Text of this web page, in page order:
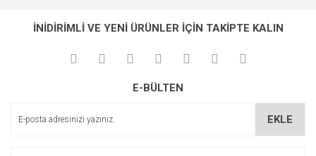
Yorum Yaz
kullanarak tarafımıza iletebilirsiniz.
Görüş ve önerileriniz için teşekkür ederiz.
Ürün açıklamasında eksik bilgiler bulunuyor.
İNİDİRİMLİ VE YENİ ÜRÜNLER İÇİN TAKİPTE KALIN
E-BÜLTEN
EKLE